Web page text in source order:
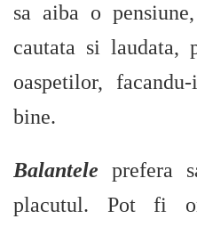
sa aiba o
cautata si laudata,
oaspetilor,
bine.
Balantele prefera
placutul. Pot fi